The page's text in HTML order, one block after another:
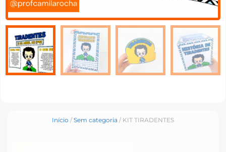
Início / Sem categoria / KIT TIRADENTES